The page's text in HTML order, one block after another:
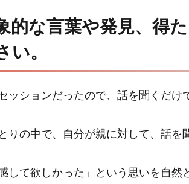
的な言葉や発見、得
い。
ッションだったので、話を聞くだけ
りの中で、自分が親に対して、話を
感して欲しかった」という思いを自